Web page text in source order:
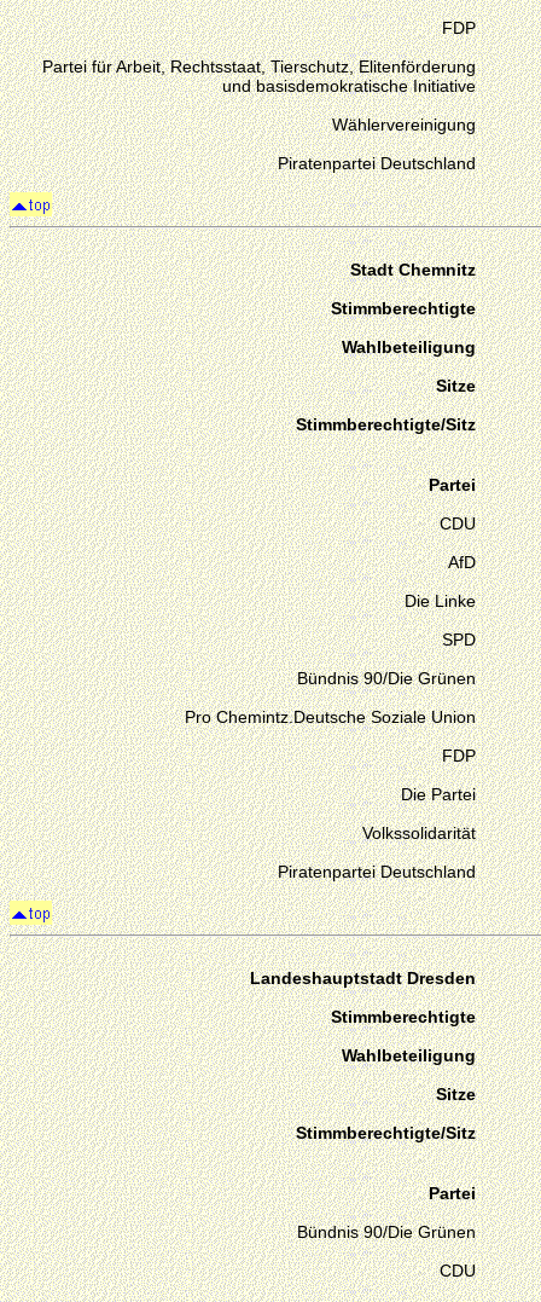
FDP
Partei für Arbeit, Rechtsstaat, Tierschutz, Elitenförderung
und basisdemokratische Initiative
Wählervereinigung
Piratenpartei Deutschland
Stadt Chemnitz
Stimmberechtigte
Wahlbeteiligung
Sitze
Stimmberechtigte/Sitz
Partei
CDU
AfD
Die Linke
SPD
Bündnis 90/Die Grünen
Pro Chemintz.Deutsche Soziale Union
FDP
Die Partei
Volkssolidarität
Piratenpartei Deutschland
Landeshauptstadt Dresden
Stimmberechtigte
Wahlbeteiligung
Sitze
Stimmberechtigte/Sitz
Partei
Bündnis 90/Die Grünen
CDU